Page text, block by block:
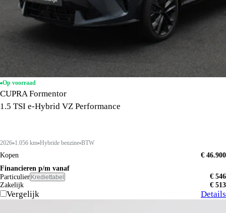
Op voorraad
CUPRA Formentor
1.5 TSI e-Hybrid VZ Performance
2026 1.056 km Hybride benzine BTW
Kopen
€ 46.900
Financieren p/m vanaf
Particulier Krediettabel
€ 546
Zakelijk
€ 513
Vergelijk Details